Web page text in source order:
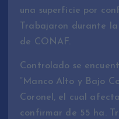
una superficie por
Trabajaron durante
de CONAF.
Controlado se
“Manco Alto y Bajo
Coronel, el cual
confirmar de 55 ha.